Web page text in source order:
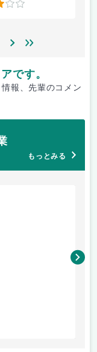
です。
報、先輩のコメン
もっとみる
戸